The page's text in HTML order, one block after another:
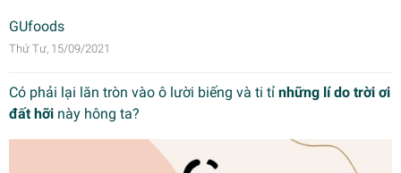
GUfoods
Thứ Tư, 15/09/2021
Có phải lại lăn tròn vào ô lười biếng và ti tỉ những lí do trời ơi
đất hỡi này hông ta?